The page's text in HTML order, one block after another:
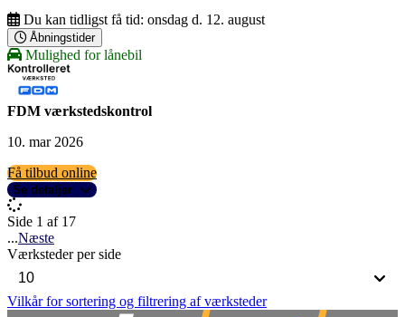
Du kan tidligst få tid: onsdag d. 12. august
Åbningstider
Mulighed for lånebil
FDM værkstedskontrol
10. mar 2026
Få tilbud online
Se detaljer
Side 1 af 17
...Næste
Værksteder per side
Vilkår for sortering og filtrering af værksteder